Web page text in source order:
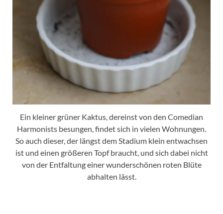
Ein kleiner grüner Kaktus, dereinst von den Comedian
Harmonists besungen, findet sich in vielen Wohnungen.
So auch dieser, der längst dem Stadium klein entwachsen
ist und einen größeren Topf braucht, und sich dabei nicht
von der Entfaltung einer wunderschönen roten Blüte
abhalten lässt.